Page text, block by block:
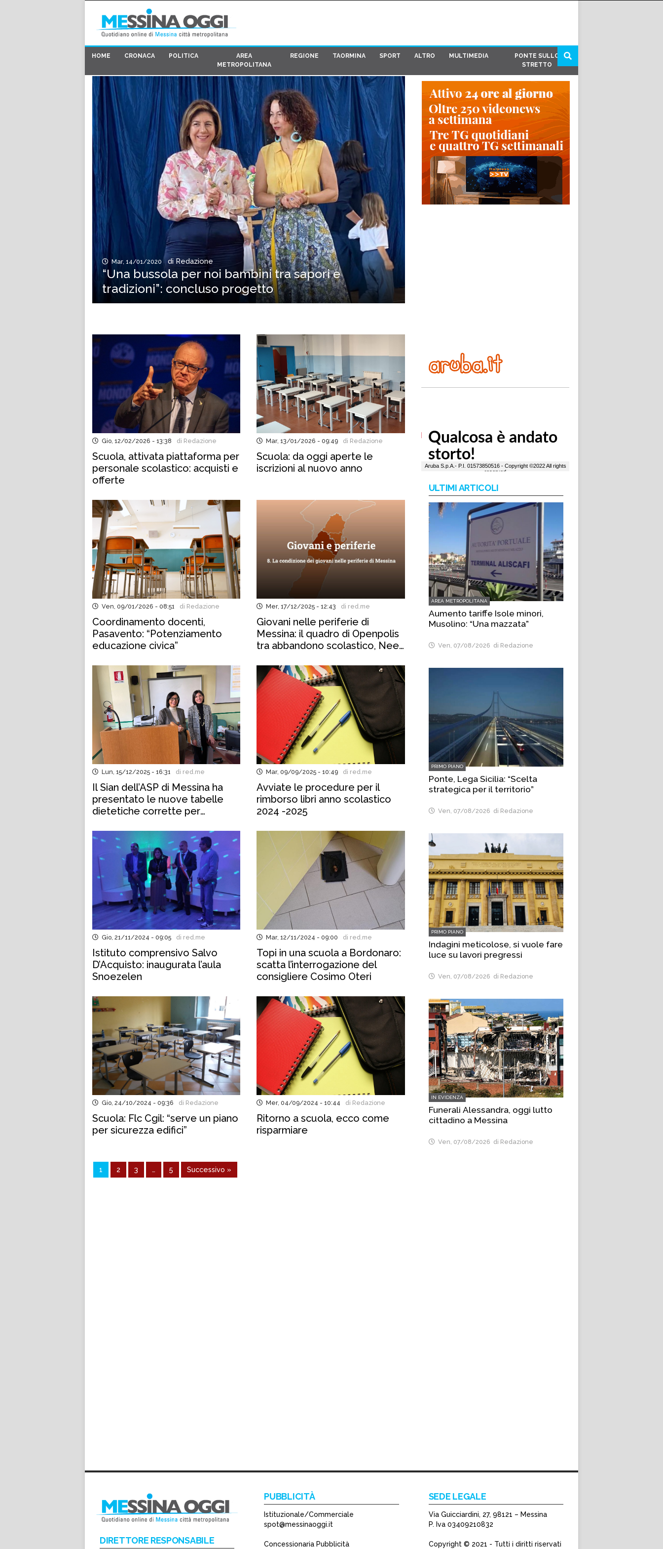
HOME CRONACA POLITICA
AREA
METROPOLITANA
REGIONE TAORMINA SPORT ALTRO MULTIMEDIA
PONTE SULLO
STRETTO
Mar, 14/01/2020 di Redazione
“Una bussola per noi bambini tra sapori e
tradizioni”: concluso progetto
Gio, 12/02/2026 - 13:38 di Redazione
Scuola, attivata piattaforma per
personale scolastico: acquisti e
offerte
Mar, 13/01/2026 - 09:49 di Redazione
Scuola: da oggi aperte le
iscrizioni al nuovo anno
Ven, 09/01/2026 - 08:51 di Redazione
Coordinamento docenti,
Pasavento: “Potenziamento
educazione civica”
Mer, 17/12/2025 - 12:43 di red.me
Giovani nelle periferie di
Messina: il quadro di Openpolis
tra abbandono scolastico, Neet
Lun, 15/12/2025 - 16:31 di red.me
Il Sian dell’ASP di Messina ha
presentato le nuove tabelle
dietetiche corrette per
Mar, 09/09/2025 - 10:49 di red.me
Avviate le procedure per il
rimborso libri anno scolastico
2024 -2025
Gio, 21/11/2024 - 09:05 di red.me
Istituto comprensivo Salvo
D’Acquisto: inaugurata l’aula
Snoezelen
Mar, 12/11/2024 - 09:00 di red.me
Topi in una scuola a Bordonaro:
scatta l’interrogazione del
consigliere Cosimo Oteri
Gio, 24/10/2024 - 09:36 di Redazione
Scuola: Flc Cgil: “serve un piano
per sicurezza edifici”
Mer, 04/09/2024 - 10:44 di Redazione
Ritorno a scuola, ecco come
risparmiare
1 2 3 … 5 Successivo »
ULTIMI ARTICOLI
AREA METROPOLITANA
Aumento tariffe Isole minori,
Musolino: “Una mazzata”
Ven, 07/08/2026 di Redazione
PRIMO PIANO
Ponte, Lega Sicilia: “Scelta
strategica per il territorio”
Ven, 07/08/2026 di Redazione
PRIMO PIANO
Indagini meticolose, si vuole fare
luce su lavori pregressi
Ven, 07/08/2026 di Redazione
IN EVIDENZA
Funerali Alessandra, oggi lutto
cittadino a Messina
Ven, 07/08/2026 di Redazione
DIRETTORE RESPONSABILE
PUBBLICITÀ
Istituzionale/Commerciale
spot@messinaoggi.it
Concessionaria Pubblicità
SEDE LEGALE
Via Guicciardini, 27, 98121 – Messina
P. Iva 03409210832
Copyright © 2021 - Tutti i diritti riservati